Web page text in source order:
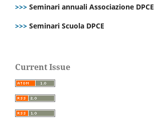
>>> Seminari annuali Associazione DPCE
>>> Seminari Scuola DPCE
Current Issue